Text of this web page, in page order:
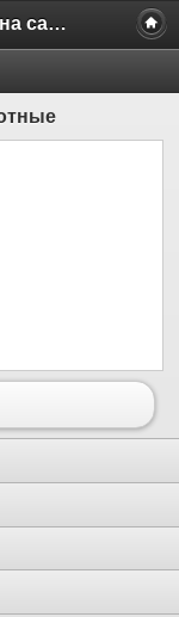
Бесплатные объявления на сайте MILAMO.ru